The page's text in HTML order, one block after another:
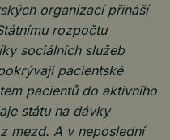
organizací přináší
rozpočtu
sociálních služeb
pacientské
pacientů do aktivního
státu na dávky
mezd. A v neposlední